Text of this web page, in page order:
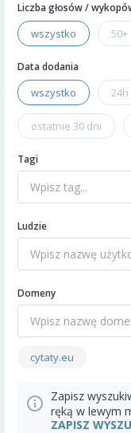
Liczba głosów /
wszystko 50+
Data dodania
wszystko 24h
ostatnie 30 dni
Tagi
Ludzie
Domeny
cytaty.eu
Zapisz
ręką w lewym
ZAPISZ